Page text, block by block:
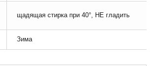
щадящая стирка при 40°, НЕ гладить
Зима